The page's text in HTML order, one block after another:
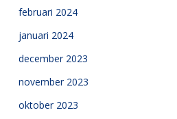
februari 2024
januari 2024
december 2023
november 2023
oktober 2023